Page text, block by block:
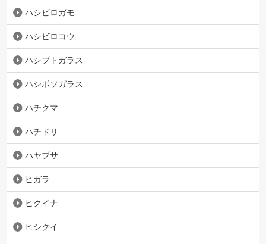
ハシビロガモ
ハシビロコウ
ハシブトガラス
ハシボソガラス
ハチクマ
ハチドリ
ハヤブサ
ヒガラ
ヒクイナ
ヒシクイ